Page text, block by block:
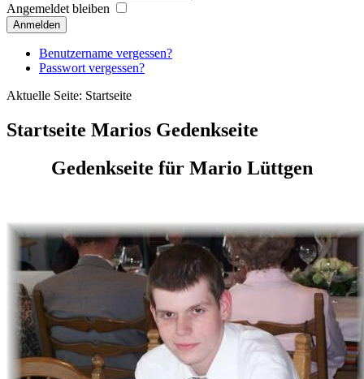
Angemeldet bleiben
Anmelden
Benutzername vergessen?
Passwort vergessen?
Aktuelle Seite: Startseite
Startseite Marios Gedenkseite
Gedenkseite für Mario Lüttgen